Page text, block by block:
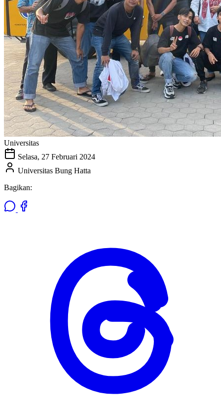
Universitas
Selasa, 27 Februari 2024
Universitas Bung Hatta
Bagikan: